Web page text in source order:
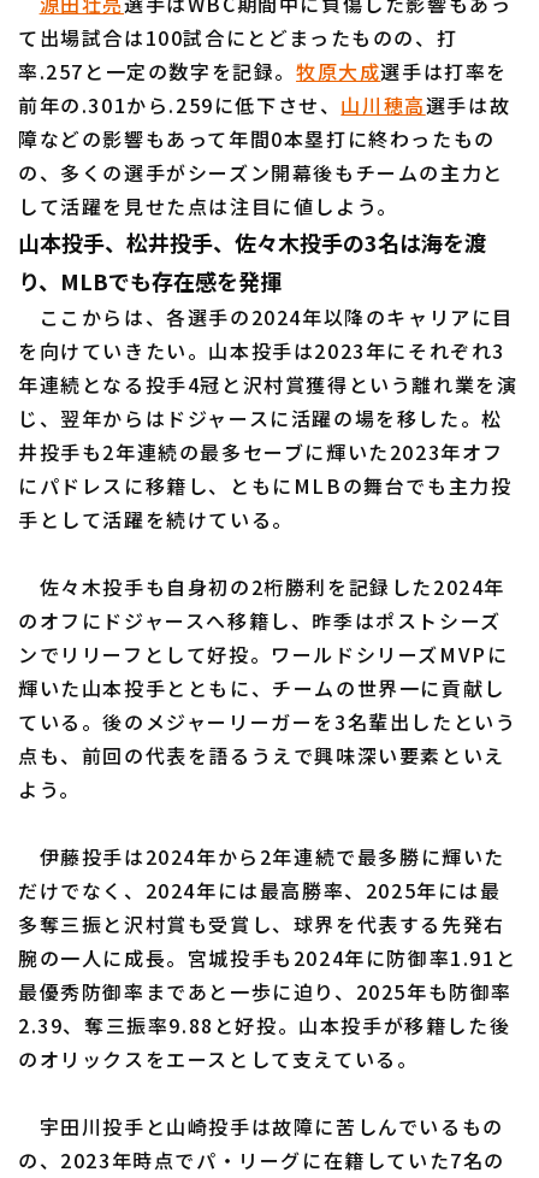
て出場試合は100試合にとどまったものの、打
率.257と一定の数字を記録。牧原大成選手は打率を
前年の.301から.259に低下させ、 山川穂高選手は故
障などの影響もあって年間0本塁打に終わったもの
の、多くの選手がシーズン開幕後もチームの主力と
して活躍を見せた点は注目に値しよう。
山本投手、松井投手、佐々木投手の3名は海を渡
り、MLBでも存在感を発揮
ここからは、各選手の2024年以降のキャリアに目
を向けていきたい。山本投手は2023年にそれぞれ3
年連続となる投手4冠と沢村賞獲得という離れ業を演
じ、翌年からはドジャースに活躍の場を移した。松
井投手も2年連続の最多セーブに輝いた2023年オフ
にパドレスに移籍し、ともにMLBの舞台でも主力投
手として活躍を続けている。
佐々木投手も自身初の2桁勝利を記録した2024年
のオフにドジャースへ移籍し、昨季はポストシーズ
ンでリリーフとして好投。ワールドシリーズMVPに
輝いた山本投手とともに、チームの世界一に貢献し
ている。後のメジャーリーガーを3名輩出したという
点も、前回の代表を語るうえで興味深い要素といえ
よう。
伊藤投手は2024年から2年連続で最多勝に輝いた
だけでなく、2024年には最高勝率、2025年には最
多奪三振と沢村賞も受賞し、球界を代表する先発右
腕の一人に成長。宮城投手も2024年に防御率1.91と
最優秀防御率まであと一歩に迫り、2025年も防御率
2.39、奪三振率9.88と好投。山本投手が移籍した後
のオリックスをエースとして支えている。
宇田川投手と山崎投手は故障に苦しんでいるもの
の、2023年時点でパ・リーグに在籍していた7名の